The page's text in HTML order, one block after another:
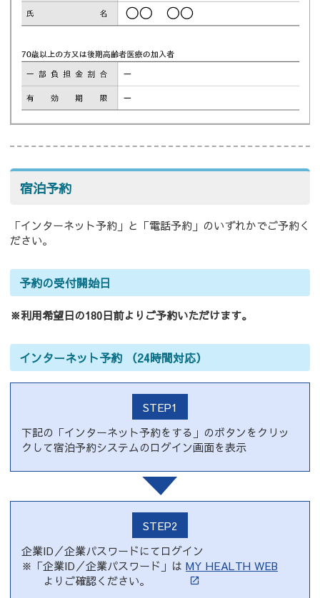
宿泊予約
「インターネット予約」と「電話予約」のいずれかでご予約く
ださい。
予約の受付開始日
※利用希望日の180日前よりご予約いただけます。
インターネット予約 （24時間対応）
STEP1
下記の「インターネット予約をする」のボタンをクリッ
クして宿泊予約システムのログイン画面を表示
STEP2
企業ID／企業パスワードにてログイン
※「企業ID／企業パスワード」は MY HEALTH WEB
よりご確認ください。